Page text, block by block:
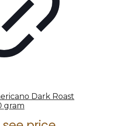
Dark Roast
gram